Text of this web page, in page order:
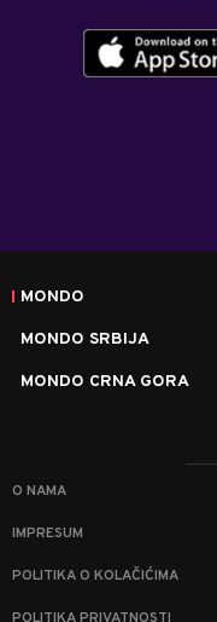
MONDO
MONDO SRBIJA
MONDO CRNA GORA
O NAMA
IMPRESUM
POLITIKA O KOLAČIĆIMA
POLITIKA PRIVATNOSTI